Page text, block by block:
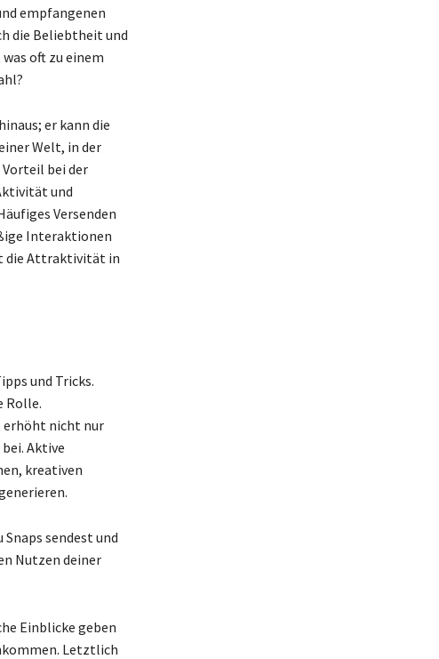
empfangenen
die Beliebtheit und
oft zu einem
er kann die
Welt, in der
bei der
und
Versenden
Interaktionen
die Attraktivität in
und Tricks.
Rolle.
erhöht nicht nur
Aktive
kreativen
sendest und
Nutzen deiner
Einblicke geben
Letztlich